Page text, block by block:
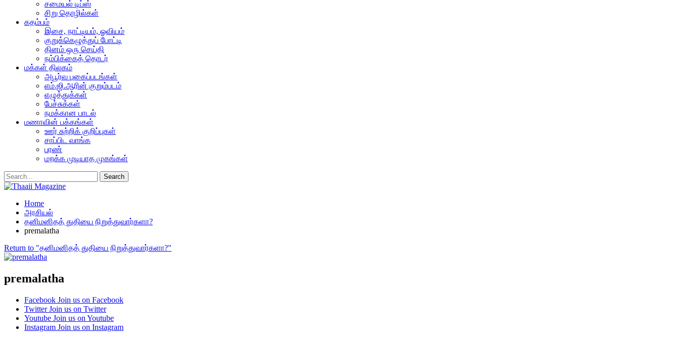
சமையல் டிப்ஸ்
சிறு தொழில்கள்
கதம்பம்
இசை, நாட்டியம், ஓவியம்
குறுக்கெழுத்துப் போட்டி
தினம் ஒரு செய்தி
நம்பிக்கைத் தொடர்
மக்கள் திலகம்
அபூர்வ புகைப்படங்கள்
எம்.ஜி.ஆரின் குறும்படம்
எழுத்துக்கள்
பேச்சுக்கள்
நமக்கான பாடல்
மணாவின் பக்கங்கள்
ஊர் சுற்றிக் குறிப்புகள்
சாப்பிட வாங்க
பரண்
மறக்க முடியாத முகங்கள்
Home
அரசியல்
தனிமனிதத் துதியை நிறுத்துவார்களா?
premalatha
Return to "தனிமனிதத் துதியை நிறுத்துவார்களா?"
premalatha
Facebook Join us on Facebook
Twitter Join us on Twitter
Youtube Join us on Youtube
Instagram Join us on Instagram